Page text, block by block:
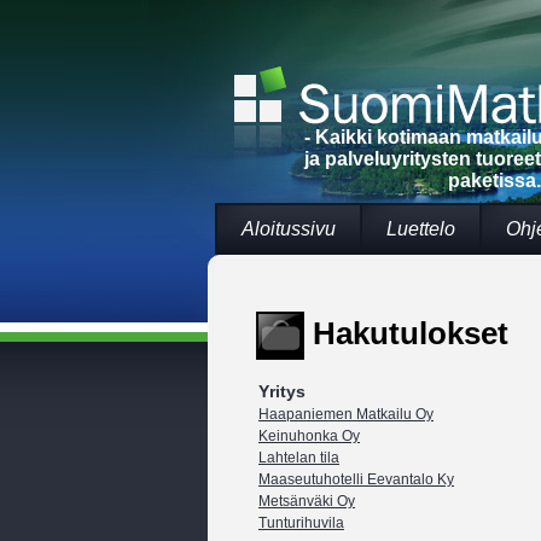
- Kaikki kotimaan
ja palveluyritysten
paketissa.
Aloitussivu Luettelo
Hakutulokset
Yritys
Haapaniemen Matkailu Oy
Keinuhonka Oy
Lahtelan tila
Maaseutuhotelli Eevantalo Ky
Metsänväki Oy
Tunturihuvila